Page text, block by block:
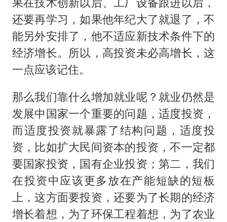
还要再学习，如果他年纪大了就退了，不
能另外安排了，他不适应新技术条件下的
经济增长。所以，高投资未必高增长，这
一点应该记住。
那么我们靠什么增加就业呢？就业仍然是
发展中国家一个重要的问题，适度投资，
而适度投资就暴露了结构问题，适度投
资，比如扩大民间资本的投资，不一定都
要国家投资，国有企业投资；第二，我们
在投资中应该更多放在产能短缺的短板
上，这方面要投资，还要为了长期的经济
增长着想，为了环保工程着想，为了农业